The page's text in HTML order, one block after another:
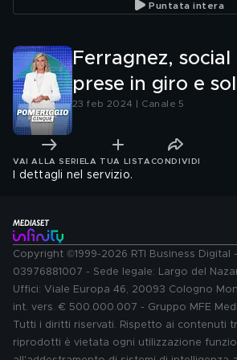
Puntata intera
Ferragnez, social
prese in giro e
23 feb 2024 | Canale 5
VAI ALLA SERIE LA TUA LISTA CONDIVIDI
I dettagli nel servizio.
Copyright ©1999-2026 RTI Business Digital -
03976881007 - Sede legale: Largo del
Uffici: Viale Europa 46, 20093 Cologno
int. vers. € 500.000.007 - Gruppo MFE
Tutti i diritti riservati. Rispetto ai contenuti
riprodotti è vietata ogni utilizzazione